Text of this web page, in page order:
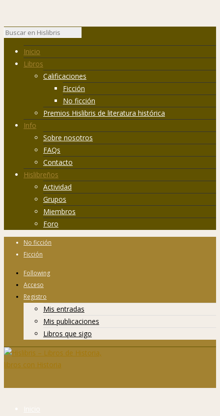
Inicio
Libros
Calificaciones
Ficción
No ficción
Premios Hislibris de literatura histórica
Info
Sobre nosotros
FAQs
Contacto
Hislibreños
Actividad
Grupos
Miembros
Foro
No ficción
Ficción
Following
Acceso
Registro
Mis entradas
Mis publicaciones
Libros que sigo
Inicio